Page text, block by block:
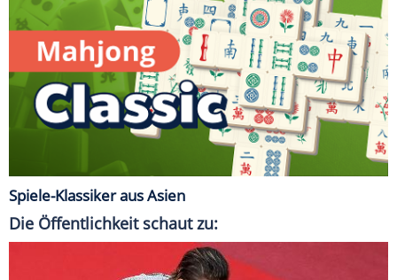
Spiele-Klassiker aus Asien
Die Öffentlichkeit schaut zu: